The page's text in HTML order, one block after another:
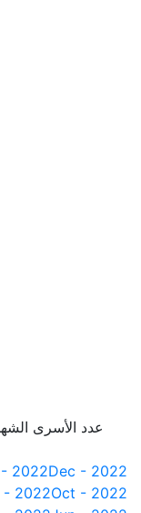
Dec - 2022
2022
Oct - 2022
- 2022